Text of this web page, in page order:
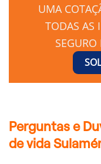
UMA
TODAS AS
Perguntas e
de vida